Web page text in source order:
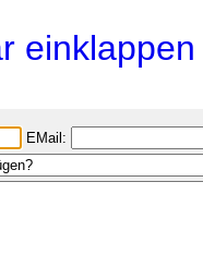
einklappen
EMail: